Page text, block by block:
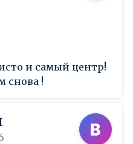
и самый центр!
снова !